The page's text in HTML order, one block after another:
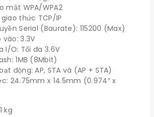
mật WPA/WPA2
thức TCP/IP
Serial (Baurate): 115200 (Max)
vào: 3.3V
I/O: Tối đa 3.6V
1MB (8Mbit)
động: AP, STA và (AP + STA)
24.75mm x 14.5mm (0.974″ x
kg